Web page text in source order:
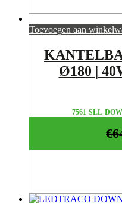
Toevoegen aan
Ø180 |
7561-SLL-
€